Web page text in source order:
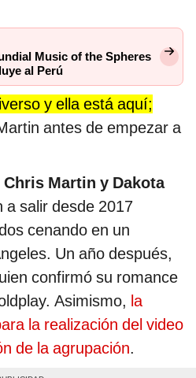
Music of the Spheres
al Perú
y ella está aquí;
antes de empezar a
Chris Martin y Dakota
a salir desde 2017
cenando en un
Un año después,
confirmó su romance
Asimismo, la
la realización del video
de la agrupación.